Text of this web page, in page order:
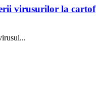
virusurilor la cartof